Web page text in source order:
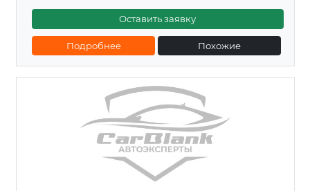
Оставить заявку
Подробнее Похожие